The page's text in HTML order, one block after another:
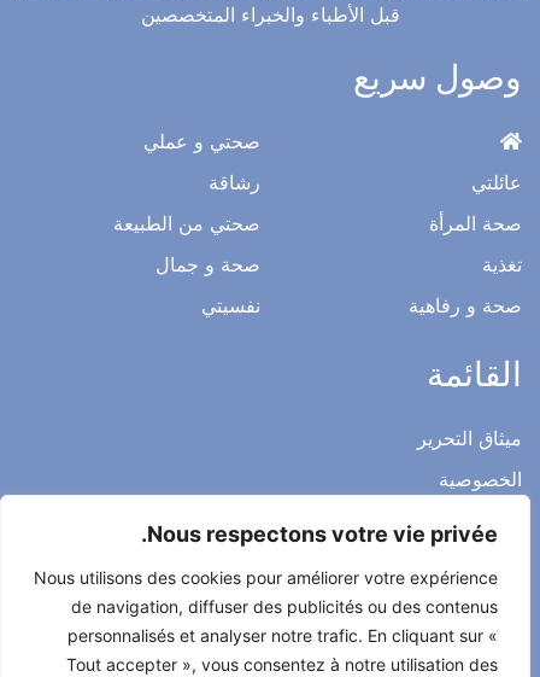
Nous respectons votre vie privée.
Nous utilisons des cookies pour améliorer votre expérience
de navigation, diffuser des publicités ou des contenus
personnalisés et analyser notre trafic. En cliquant sur «
Tout accepter », vous consentez à notre utilisation des
قبل الأطباء والخبراء المتخصصين
وصول سريع
عائلتي
صحة المرأة
تغذية
صحة و رفاهية
صحتي و عملي
رشاقة
صحتي من الطبيعة
صحة و جمال
نفسيتي
القائمة
ميثاق التحرير
الخصوصية
الاشعار القانوني
اتصل بنا